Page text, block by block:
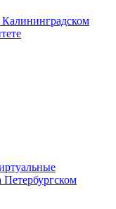
Петербургском